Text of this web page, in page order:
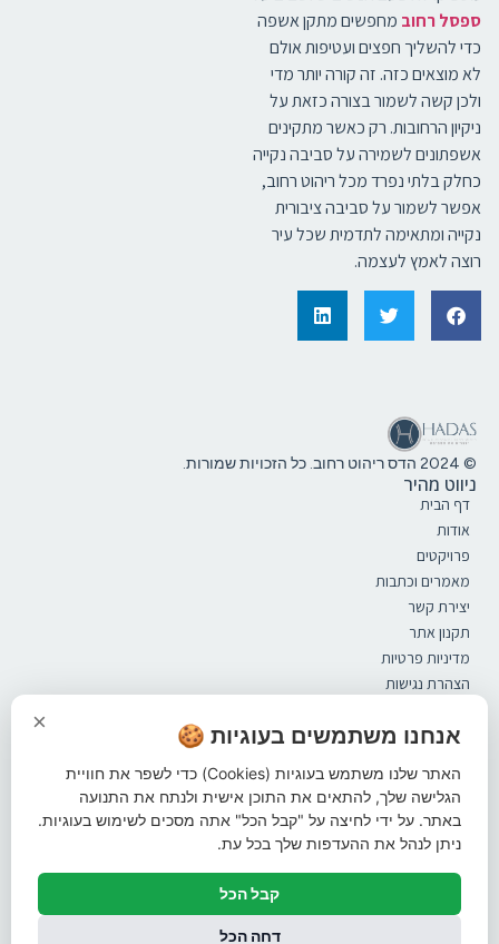
ספסל רחוב מחפשים מתקן אשפה
כדי להשליך חפצים ועטיפות אולם
לא מוצאים כזה. זה קורה יותר מדי
ולכן קשה לשמור בצורה כזאת על
ניקיון הרחובות. רק כאשר מתקינים
אשפתונים לשמירה על סביבה נקייה
כחלק בלתי נפרד מכל ריהוט רחוב,
אפשר לשמור על סביבה ציבורית
נקייה ומתאימה לתדמית שכל עיר
רוצה לאמץ לעצמה.
© 2024 הדס ריהוט רחוב. כל הזכויות שמורות.
ניווט מהיר
דף הבית
אודות
פרויקטים
מאמרים וכתבות
יצירת קשר
תקנון אתר
מדיניות פרטיות
הצהרת נגישות
מערכות ישיבה
אשפתונים
פתרונות הצללה
ברזיות
עמודי חסימה
מתקני אופניים
עקבו אחרינו ברשתות החברתיות
× אנחנו משתמשים בעוגיות 🍪
האתר שלנו משתמש בעוגיות (Cookies) כדי לשפר את חוויית
הגלישה שלך, להתאים את התוכן אישית ולנתח את התנועה
באתר. על ידי לחיצה על "קבל הכל" אתה מסכים לשימוש בעוגיות.
ניתן לנהל את ההעדפות שלך בכל עת.
קבל הכל
דחה הכל